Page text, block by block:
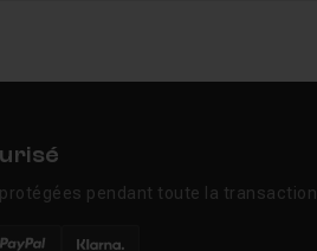
des versions, il est
et la
pendant toute la transaction.